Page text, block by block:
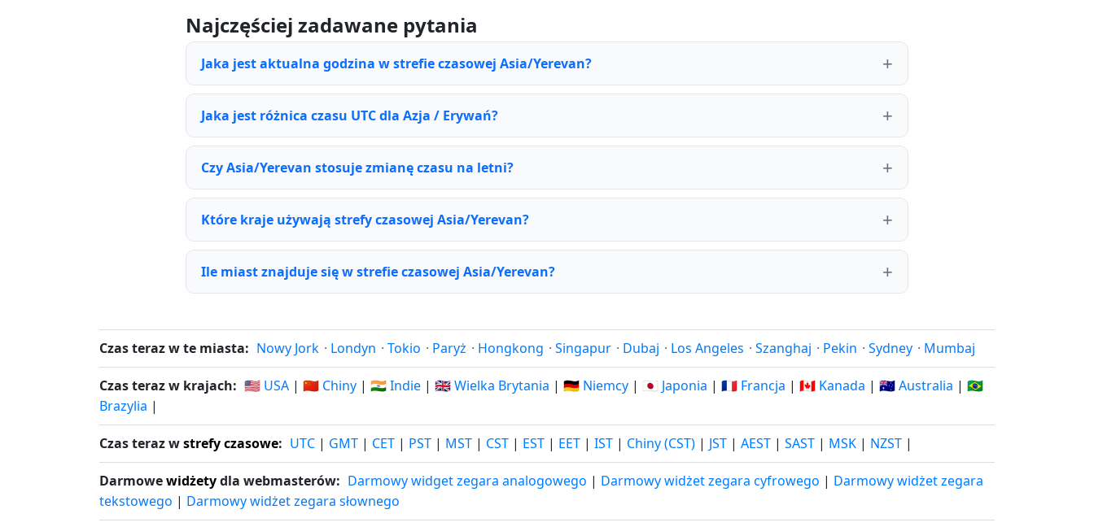
Najczęściej zadawane pytania
Jaka jest aktualna godzina w strefie czasowej Asia/Yerevan?
Jaka jest różnica czasu UTC dla Azja / Erywań?
Czy Asia/Yerevan stosuje zmianę czasu na letni?
Które kraje używają strefy czasowej Asia/Yerevan?
Ile miast znajduje się w strefie czasowej Asia/Yerevan?
Czas teraz w te miasta: Nowy Jork · Londyn · Tokio · Paryż · Hongkong · Singapur · Dubaj · Los Angeles · Szanghaj · Pekin · Sydney · Mumbaj
Czas teraz w krajach: 🇺🇸 USA | 🇨🇳 Chiny | 🇮🇳 Indie | 🇬🇧 Wielka Brytania | 🇩🇪 Niemcy | 🇯🇵 Japonia | 🇫🇷 Francja | 🇨🇦 Kanada | 🇦🇺 Australia | 🇧🇷
Brazylia |
Czas teraz wstrefy czasowe: UTC | GMT | CET | PST | MST | CST | EST | EET | IST | Chiny (CST) | JST | AEST | SAST | MSK | NZST |
Darmowewidżetydla webmasterów: Darmowy widget zegara analogowego | Darmowy widżet zegara cyfrowego | Darmowy widżet zegara
tekstowego | Darmowy widżet zegara słownego